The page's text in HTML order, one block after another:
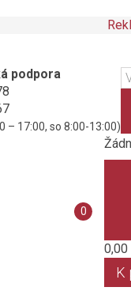
podpora
– 17:00, so 8:00-13:00)
0,00
K
Porovnání
0